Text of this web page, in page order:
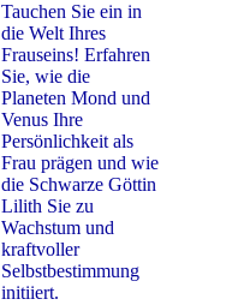
Tauchen Sie ein in
die Welt Ihres
Frauseins! Erfahren
Sie, wie die
Planeten Mond und
Venus Ihre
Persönlichkeit als
Frau prägen und wie
die Schwarze Göttin
Lilith Sie zu
Wachstum und
kraftvoller
Selbstbestimmung
initiiert.